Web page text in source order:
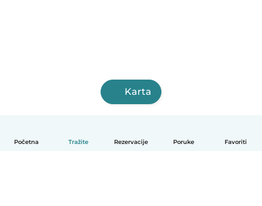
Početna Tražite Rezervacije Poruke Favoriti
Karta